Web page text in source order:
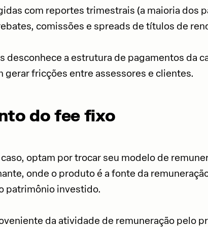
com reportes trimestrais (a maioria dos
comissões e spreads de títulos de
desconhece a estrutura de pagamentos da
gerar fricções entre assessores e clientes.
do fee fixo
optam por trocar seu modelo de
onde o produto é a fonte da
patrimônio investido.
da atividade de remuneração pelo